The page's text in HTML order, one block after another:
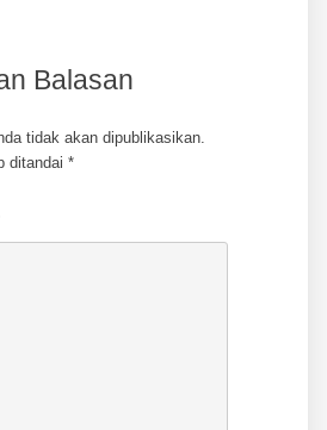
Balasan
tidak akan dipublikasikan.
ditandai *